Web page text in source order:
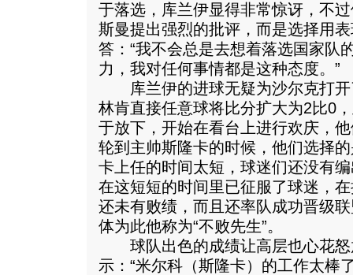
于落选，库兰伊显得非常惊讶，不
斯曼提出强烈的批评，而是选择用
答：“我不会总是去想着落选国家队
力，我对任何事情都是这种态度。”
库兰伊的进球无疑为沙尔克打开
林肯直接任意球将比分扩大为2比0
于放下，开始在看台上进行欢庆，
轮到主帅斯隆卡的时候，他们选择
卡上任的时间太短，球迷们还没有
在这短短的时间里已征服了球迷，
还未有败绩，而且还率队成功晋级
体为此他称为“不败先生”。
球队出色的成绩让高层也心花怒
示：“米尔科（斯隆卡）的工作太棒